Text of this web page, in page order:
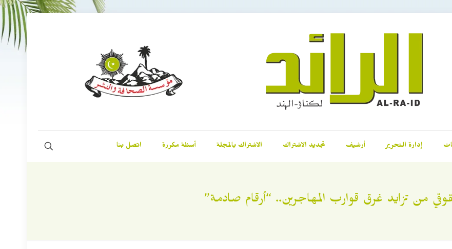
إدارة التحرير أرشيف تجديد الاشتراك الاشتراك بالمجلة أسئلة مكررة اتصل بنا
من تزايد غرق قوارب المهاجرين.. “أرقام صادمة”